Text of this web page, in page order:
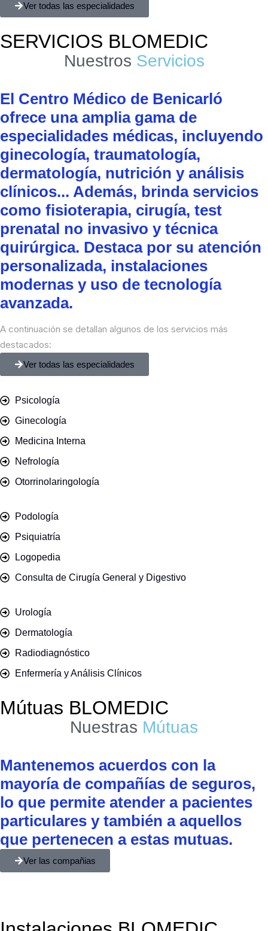
Ver todas las especialidades
SERVICIOS BLOMEDIC
Nuestros Servicios
El Centro Médico de Benicarló
ofrece una amplia gama de
especialidades médicas, incluyendo
ginecología, traumatología,
dermatología, nutrición y análisis
clínicos... Además, brinda servicios
como fisioterapia, cirugía, test
prenatal no invasivo y técnica
quirúrgica. Destaca por su atención
personalizada, instalaciones
modernas y uso de tecnología
avanzada.
A continuación se detallan algunos de los servicios más
destacados:
Ver todas las especialidades
Psicología
Ginecología
Medicina Interna
Nefrología
Otorrinolaringología
Podología
Psiquiatría
Logopedia
Consulta de Cirugía General y Digestivo
Urología
Dermatología
Radiodiagnóstico
Enfermería y Análisis Clínicos
Mútuas BLOMEDIC
Nuestras Mútuas
Mantenemos acuerdos con la
mayoría de compañías de seguros,
lo que permite atender a pacientes
particulares y también a aquellos
que pertenecen a estas mutuas.
Ver las compañias